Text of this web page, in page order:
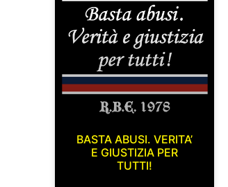
BASTA ABUSI. VERITA’
E GIUSTIZIA PER
TUTTI!